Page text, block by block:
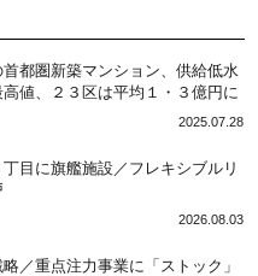
都圏新築マンション、供給低水
値、２３区は平均１・３億円に
2025.07.28
目に旗艦施設／フレキシブルリ
2026.08.03
／重点注力事業に「ストック」